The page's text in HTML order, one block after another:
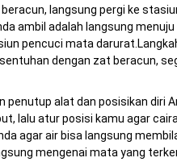
langsung pergi ke
ambil adalah langsung
pencuci mata
dengan zat beracun,
alat dan posisikan diri
lalu atur posisi kamu agar
agar air bisa langsung
mengenai mata yang